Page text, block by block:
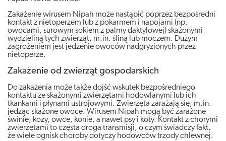
Zakażenie wirusem Nipah może nastąpić poprzez bezpośredni
kontakt z nietoperzem lub z pokarmem i napojami (np.
owocami, surowym sokiem z palmy daktylowej) skażonymi
wydzieliną tych zwierząt, m.in. śliną lub moczem. Dużym
zagrożeniem jest jedzenie owoców nadgryzionych przez
nietoperze.
Zakażenie od zwierząt gospodarskich
Do zakażenia może także dojść wskutek bezpośredniego
kontaktu ze skażonymi zwierzętami hodowlanymi lub ich
tkankami i płynami ustrojowymi. Zwierzęta zarażają się, m.in.
jedząc skażone owoce. Wirusem Nipah mogą być zarażone
świnie, kozy, owce, konie, a nawet psy i koty. Kontakt z chorymi
zwierzętami to częsta droga transmisji, o czym świadczy fakt,
że wiele ognisk choroby dotyczy hodowców trzody chlewnej.